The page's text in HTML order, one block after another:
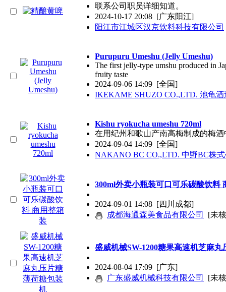
联系公司职员详细知道。
2024-10-17 20:08 [广东阳江]
阳江市江城区汉京饮料科技有限公司
Purupuru Umeshu (Jelly Umeshu)
The first jelly-type umshu produced in
fruity taste
2024-09-06 14:09 [全国]
IKEKAME SHUZO CO.,LTD. 池龟
Kishu ryokucha umeshu 720ml
在用纪州和歌山产南高梅制成的梅
2024-09-04 14:09 [全国]
NAKANO BC CO.,LTD. 中野BC株
300ml外卖小瓶装可口可乐碳酸饮料
2024-09-01 14:08 [四川成都]
成都海通森美食品有限公司
[未
盛威机械SW-1200糖果高速机芝麻
2024-08-04 17:09 [广东]
广东盛威机械科技有限公司
[未